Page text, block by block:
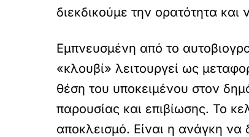
διεκδικούμε την ορατότητα
Εμπνευσμένη από το
«κλουβί» λειτουργεί ως
θέση του υποκειμένου στον
παρουσίας και επιβίωσης. Το
αποκλεισμό. Είναι η ανάγκη να